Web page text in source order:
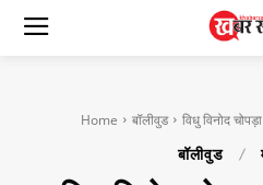
Home बॉलीवुड विधु विनोद
बॉलीवुड